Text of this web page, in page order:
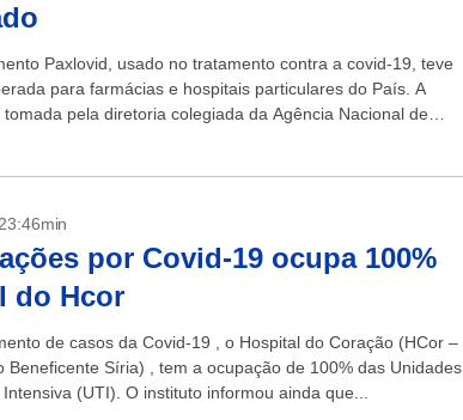
Paxlovid, usado no tratamento contra a covid-19, teve
para farmácias e hospitais particulares do País. A
tomada pela diretoria colegiada da Agência Nacional de
por Covid-19 ocupa 100%
do Hcor
de casos da Covid-19 , o Hospital do Coração (HCor –
Beneficente Síria) , tem a ocupação de 100% das Unidades
(UTI). O instituto informou ainda que...